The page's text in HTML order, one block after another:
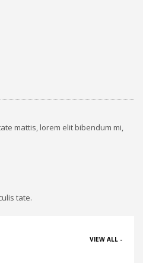
mattis, lorem elit bibendum mi,
tate.
VIEW ALL -